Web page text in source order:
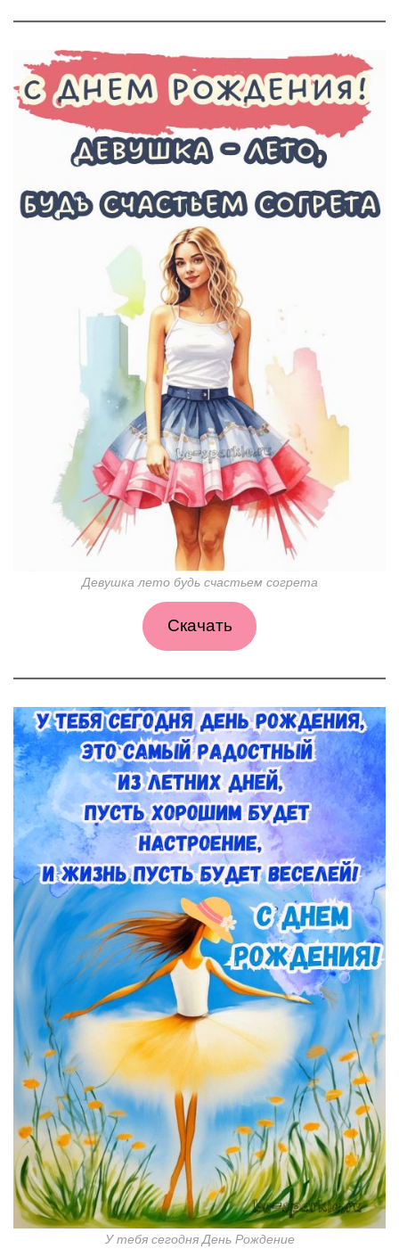
Девушка лето будь счастьем согрета
Скачать
У тебя сегодня День Рождение